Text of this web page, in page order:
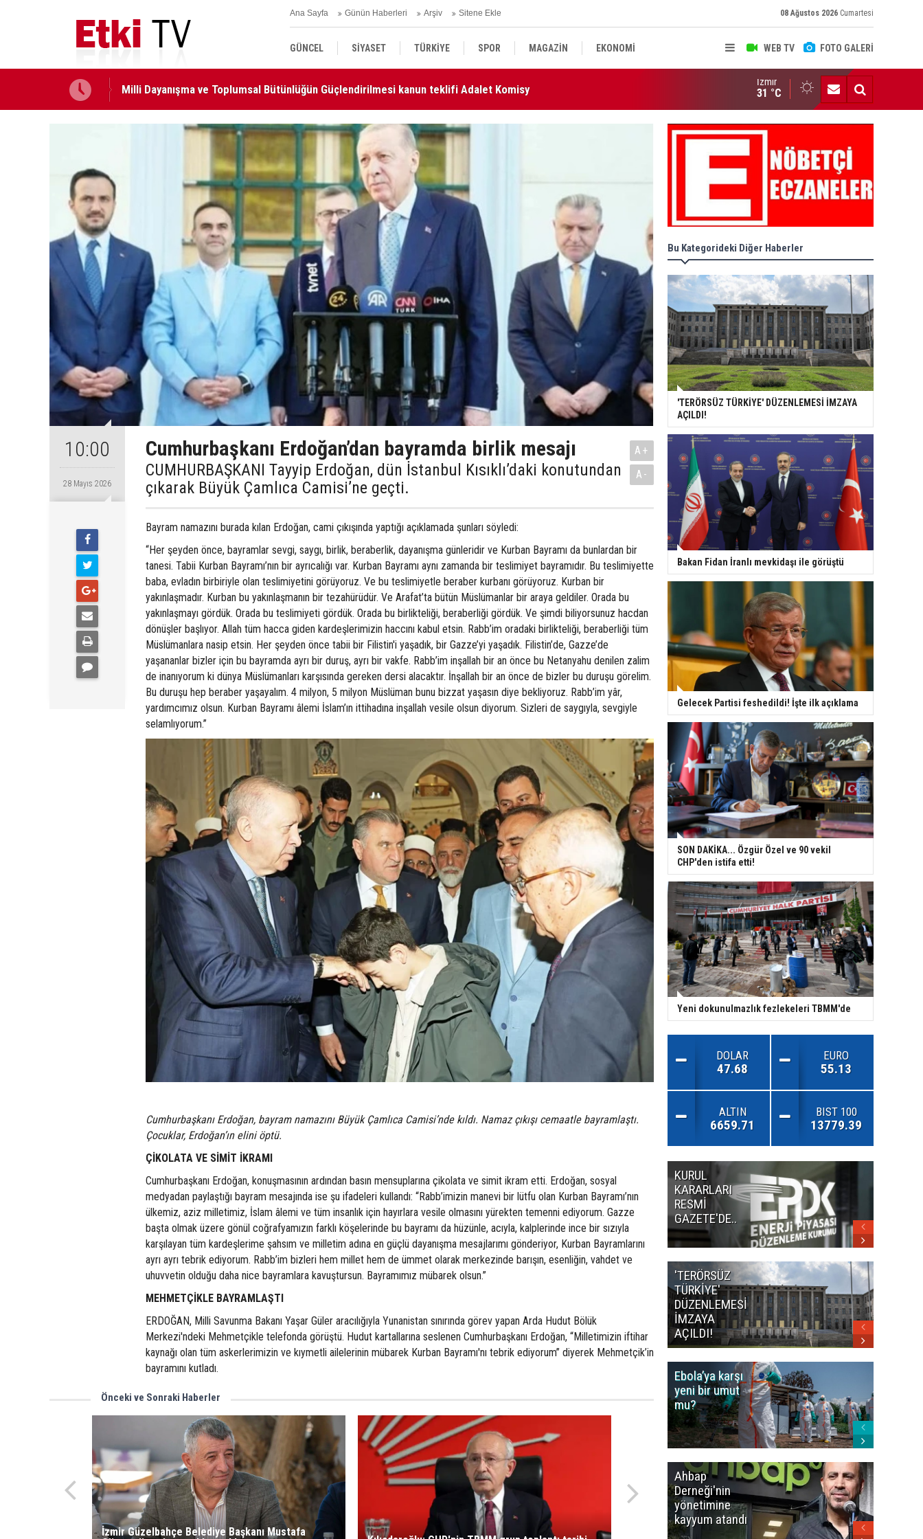
Ana Sayfa Günün Haberleri Arşiv Sitene Ekle 08 Ağustos 2026 Cumartesi
WEB TV FOTO GALERİ
GÜNCEL SİYASET TÜRKİYE SPOR MAGAZİN EKONOMİ
KÜLTÜR SANAT DÜNYA SAĞLIK
Milli Dayanışma ve Toplumsal Bütünlüğün Güçlendirilmesi kanun teklifi Adalet Komisyonu'nda kabul
edildi
KURUL KARARLARI RESMİ GAZETE'DE..
ANAYASA MAHKEMESİ KARARLARI R. GAZETE'DE
İzmir
31 °C
10:00
28 Mayıs 2026
Cumhurbaşkanı Erdoğan’dan bayramda birlik mesajı
CUMHURBAŞKANI Tayyip Erdoğan, dün İstanbul Kısıklı’daki konutundan
çıkarak Büyük Çamlıca Camisi’ne geçti.
A+
A-
Bayram namazını burada kılan Erdoğan, cami çıkışında yaptığı açıklamada şunları söyledi:
“Her şeyden önce, bayramlar sevgi, saygı, birlik, beraberlik, dayanışma günleridir ve Kurban Bayramı da bunlardan bir
tanesi. Tabii Kurban Bayramı’nın bir ayrıcalığı var. Kurban Bayramı aynı zamanda bir teslimiyet bayramıdır. Bu teslimiyette
baba, evladın birbiriyle olan teslimiyetini görüyoruz. Ve bu teslimiyetle beraber kurbanı görüyoruz. Kurban bir
yakınlaşmadır. Kurban bu yakınlaşmanın bir tezahürüdür. Ve Arafat’ta bütün Müslümanlar bir araya geldiler. Orada bu
yakınlaşmayı gördük. Orada bu teslimiyeti gördük. Orada bu birlikteliği, beraberliği gördük. Ve şimdi biliyorsunuz hacdan
dönüşler başlıyor. Allah tüm hacca giden kardeşlerimizin haccını kabul etsin. Rabb’im oradaki birlikteliği, beraberliği tüm
Müslümanlara nasip etsin. Her şeyden önce tabii bir Filistin'i yaşadık, bir Gazze’yi yaşadık. Filistin’de, Gazze’de
yaşananlar bizler için bu bayramda ayrı bir duruş, ayrı bir vakfe. Rabb’im inşallah bir an önce bu Netanyahu denilen zalim
de inanıyorum ki dünya Müslümanları karşısında gereken dersi alacaktır. İnşallah bir an önce de bizler bu duruşu görelim.
Bu duruşu hep beraber yaşayalım. 4 milyon, 5 milyon Müslüman bunu bizzat yaşasın diye bekliyoruz. Rabb’im yâr,
yardımcımız olsun. Kurban Bayramı âlemi İslam’ın ittihadına inşallah vesile olsun diyorum. Sizleri de saygıyla, sevgiyle
selamlıyorum.”
Cumhurbaşkanı Erdoğan, bayram namazını Büyük Çamlıca Camisi’nde kıldı. Namaz çıkışı cemaatle bayramlaştı.
Çocuklar, Erdoğan’ın elini öptü.
ÇİKOLATA VE SİMİT İKRAMI
Cumhurbaşkanı Erdoğan, konuşmasının ardından basın mensuplarına çikolata ve simit ikram etti. Erdoğan, sosyal
medyadan paylaştığı bayram mesajında ise şu ifadeleri kullandı: “Rabb’imizin manevi bir lütfu olan Kurban Bayramı’nın
ülkemiz, aziz milletimiz, İslam âlemi ve tüm insanlık için hayırlara vesile olmasını yürekten temenni ediyorum. Gazze
başta olmak üzere gönül coğrafyamızın farklı köşelerinde bu bayramı da hüzünle, acıyla, kalplerinde ince bir sızıyla
karşılayan tüm kardeşlerime şahsım ve milletim adına en güçlü dayanışma mesajlarımı gönderiyor, Kurban Bayramlarını
ayrı ayrı tebrik ediyorum. Rabb’im bizleri hem millet hem de ümmet olarak merkezinde barışın, esenliğin, vahdet ve
uhuvvetin olduğu daha nice bayramlara kavuştursun. Bayramımız mübarek olsun.”
MEHMETÇİKLE BAYRAMLAŞTI
ERDOĞAN, Milli Savunma Bakanı Yaşar Güler aracılığıyla Yunanistan sınırında görev yapan Arda Hudut Bölük
Merkezi'ndeki Mehmetçikle telefonda görüştü. Hudut kartallarına seslenen Cumhurbaşkanı Erdoğan, “Milletimizin iftihar
kaynağı olan tüm askerlerimizin ve kıymetli ailelerinin mübarek Kurban Bayramı'nı tebrik ediyorum” diyerek Mehmetçik’in
bayramını kutladı.
Önceki ve Sonraki Haberler
İzmir Güzelbahçe Belediye Başkanı Mustafa
Bu Kategorideki Diğer Haberler
'TERÖRSÜZ TÜRKİYE' DÜZENLEMESİ İMZAYA
AÇILDI!
Bakan Fidan İranlı mevkidaşı ile görüştü
Gelecek Partisi feshedildi! İşte ilk açıklama
SON DAKİKA... Özgür Özel ve 90 vekil
CHP'den istifa etti!
Yeni dokunulmazlık fezlekeleri TBMM'de
DOLAR
47.68
EURO
55.13
ALTIN
6659.71
BIST 100
13779.39
KURUL
KARARLARI
RESMİ
GAZETE'DE..
'TERÖRSÜZ
TÜRKİYE'
DÜZENLEMESİ
İMZAYA
AÇILDI!
Ebola’ya karşı
yeni bir umut
mu?
Ahbap
Derneği'nin
yönetimine
kayyum atandı